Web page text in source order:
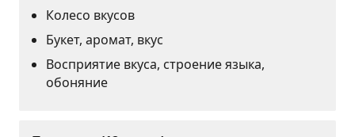
Колесо вкусов
Букет, аромат, вкус
Восприятие вкуса, строение языка,
обоняние